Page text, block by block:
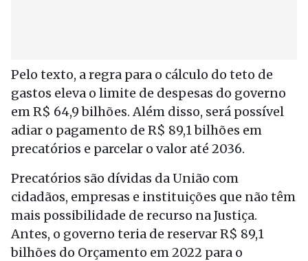
Pelo texto, a regra para o cálculo do teto de
gastos eleva o limite de despesas do governo
em R$ 64,9 bilhões. Além disso, será possível
adiar o pagamento de R$ 89,1 bilhões em
precatórios e parcelar o valor até 2036.
Precatórios são dívidas da União com
cidadãos, empresas e instituições que não têm
mais possibilidade de recurso na Justiça.
Antes, o governo teria de reservar R$ 89,1
bilhões do Orçamento em 2022 para o